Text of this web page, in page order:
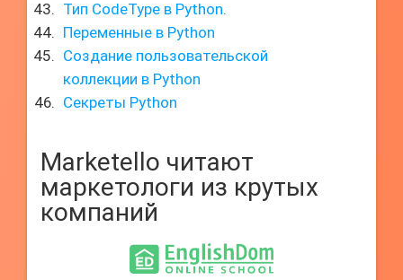
Тип CodeType в Python.
Переменные в Python
Создание пользовательской
коллекции в Python
Секреты Python
Marketello читают
маркетологи из крутых
компаний